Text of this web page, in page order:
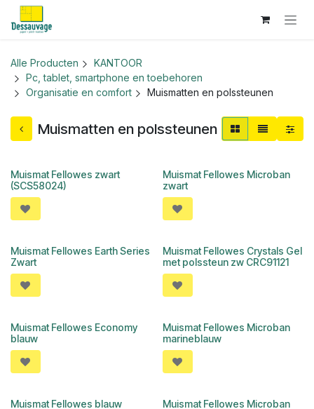
Overslaan naar inhoud
Alle Producten
KANTOOR
Pc, tablet, smartphone en toebehoren
Organisatie en comfort
Muismatten en polssteunen
Muismatten en polssteunen
Muismat Fellowes zwart
(SCS58024)
Muismat Fellowes Microban
zwart
Muismat Fellowes Earth Series
Zwart
Muismat Fellowes Crystals Gel
met polssteun zw CRC91121
Muismat Fellowes Economy
blauw
Muismat Fellowes Microban
marineblauw
Muismat Fellowes blauw
Muismat Fellowes Microban